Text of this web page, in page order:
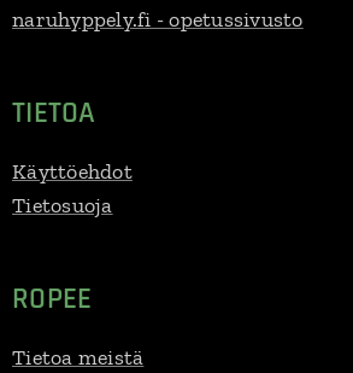
naruhyppely.fi - opetussivusto
TIETOA
Käyttöehdot
Tietosuoja
ROPEE
Tietoa meistä